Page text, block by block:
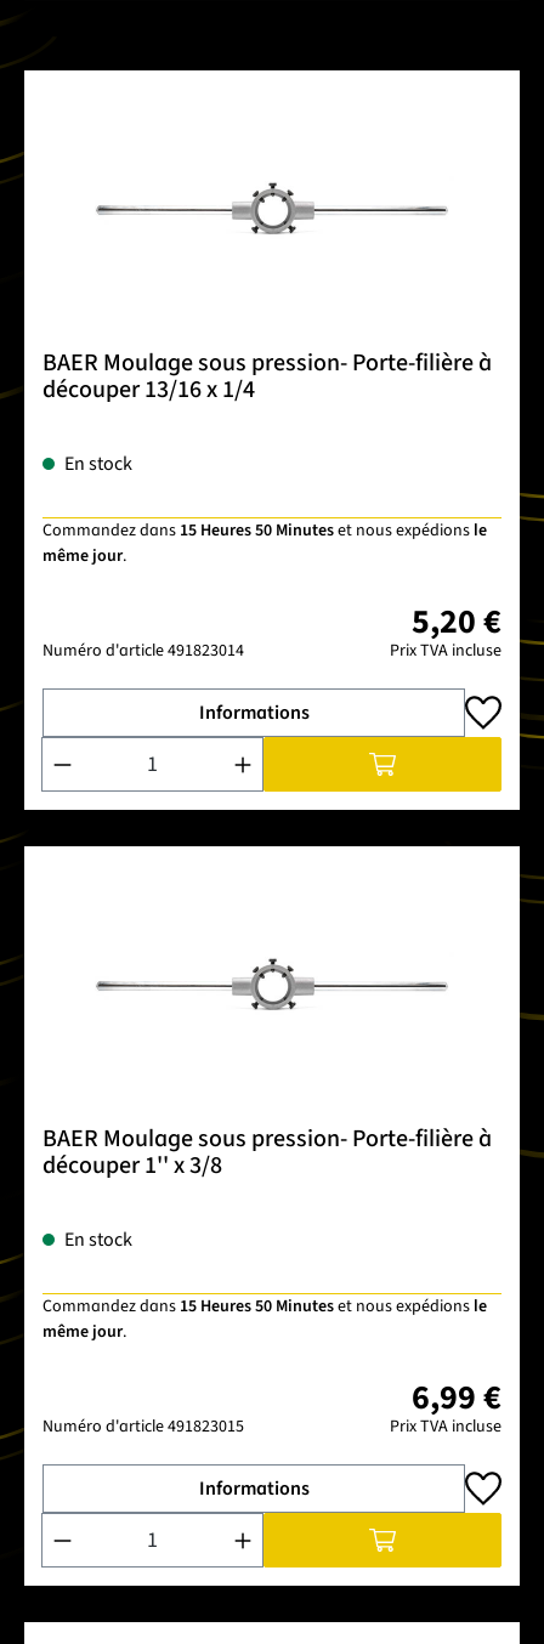
BAER Moulage sous pression- Porte-filière à
découper 13/16 x 1/4
En stock
Commandez dans 15 Heures 50 Minuteset nous expédions le
même jour.
Numéro d'article491823014
5,20 €
Prix TVA incluse
Informations
Quantité de produit : Entrez la quantité souhaitée ou
BAER Moulage sous pression- Porte-filière à
découper 1'' x 3/8
En stock
Commandez dans 15 Heures 50 Minuteset nous expédions le
même jour.
Numéro d'article491823015
6,99 €
Prix TVA incluse
Informations
Quantité de produit : Entrez la quantité souhaitée ou